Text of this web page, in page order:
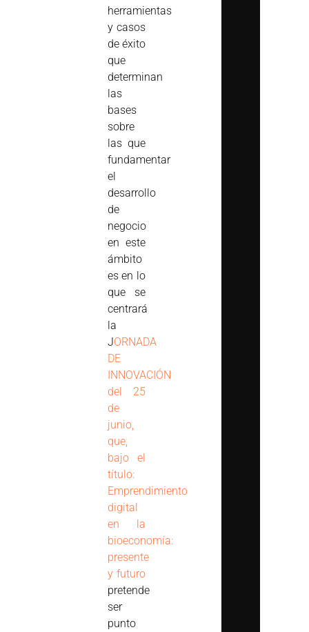
herramientas
y casos
de éxito
que
determinan
las
bases
sobre
las que
fundamentar
el
desarrollo
de
negocio
en este
ámbito
es en lo
que se
centrará
la
JORNADA
DE
INNOVACIÓN
del 25
de
junio,
que,
bajo el
título:
Emprendimiento
digital
en la
bioeconomía:
presente
y futuro
pretende
ser
punto